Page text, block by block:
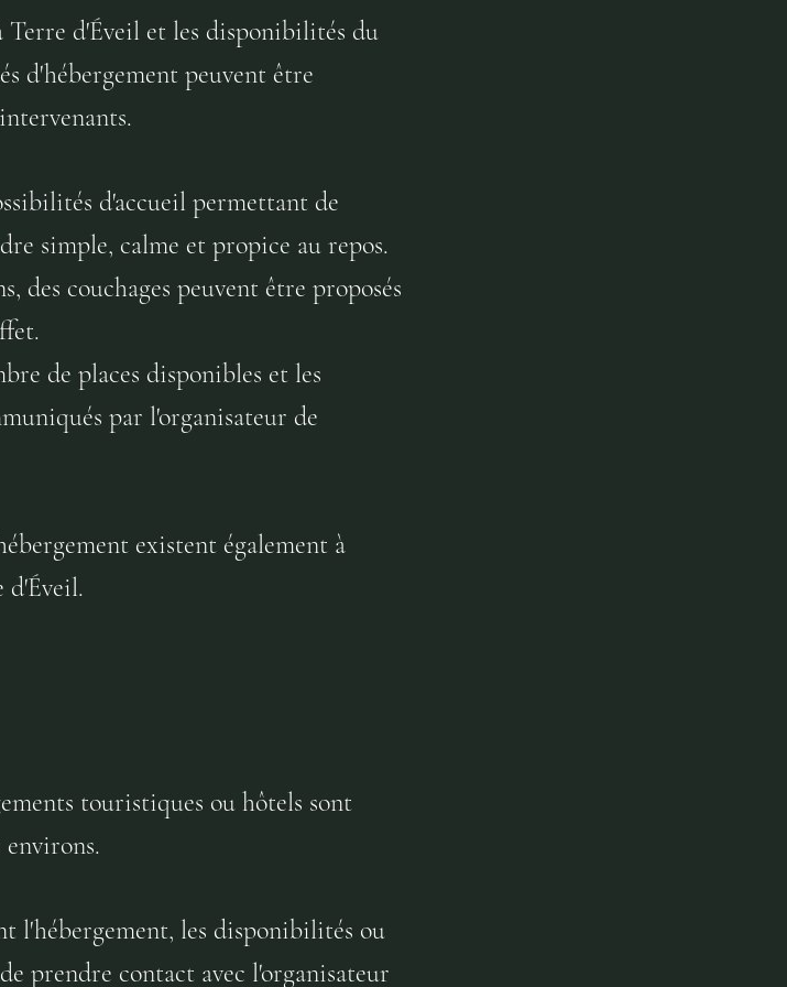
Terre d'Éveil et les disponibilités du
d'hébergement peuvent être
d'accueil permettant de
simple, calme et propice au repos.
des couchages peuvent être proposés
de places disponibles et les
par l'organisateur de
existent également à
touristiques ou hôtels sont
environs.
l'hébergement, les disponibilités ou
prendre contact avec l'organisateur